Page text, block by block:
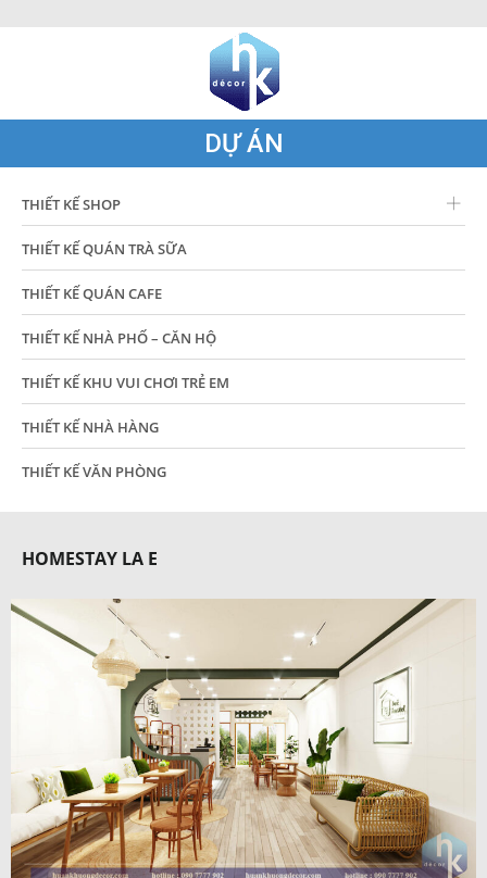
DỰ ÁN
THIẾT KẾ SHOP
THIẾT KẾ QUÁN TRÀ SỮA
THIẾT KẾ QUÁN CAFE
THIẾT KẾ NHÀ PHỐ – CĂN HỘ
THIẾT KẾ KHU VUI CHƠI TRẺ EM
THIẾT KẾ NHÀ HÀNG
THIẾT KẾ VĂN PHÒNG
HOMESTAY LA E